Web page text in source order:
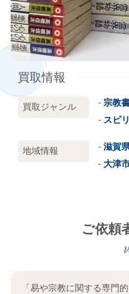
買取情報
買取ジャンル
宗教
スピ
地域情報
滋賀
大津
ご依頼
「易や宗教に関する専門